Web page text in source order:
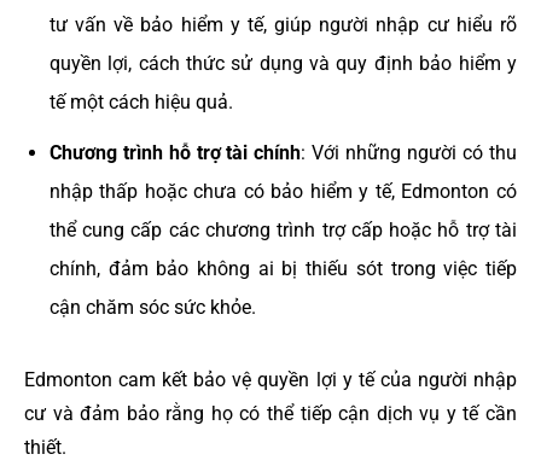
tư vấn về bảo hiểm y tế, giúp người nhập cư hiểu rõ
quyền lợi, cách thức sử dụng và quy định bảo hiểm y
tế một cách hiệu quả.
Chương trình hỗ trợ tài chính: Với những người có thu
nhập thấp hoặc chưa có bảo hiểm y tế, Edmonton có
thể cung cấp các chương trình trợ cấp hoặc hỗ trợ tài
chính, đảm bảo không ai bị thiếu sót trong việc tiếp
cận chăm sóc sức khỏe.
Edmonton cam kết bảo vệ quyền lợi y tế của người nhập
cư và đảm bảo rằng họ có thể tiếp cận dịch vụ y tế cần
thiết.